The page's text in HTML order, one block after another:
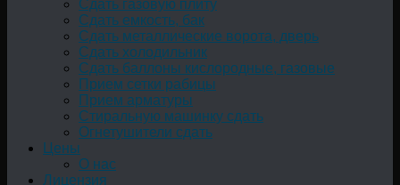
Сдать газовую плиту
Сдать емкость, бак
Cдать металлические ворота, дверь
Сдать холодильник
Сдать баллоны кислородные, газовые
Прием сетки рабицы
Прием арматуры
Стиральную машинку сдать
Огнетушители сдать
Цены
О нас
Лицензия